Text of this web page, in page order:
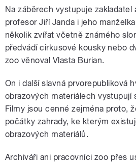
Na záběrech vystupuje zakladatel
profesor Jiří Janda i jeho
několik zvířat včetně známého
předvádí cirkusové kousky nebo
zoo věnoval Vlasta Burian.
On i další slavná prvorepubliková
obrazových materiálech vystupují
Filmy jsou cenné zejména proto,
počátky zahrady, ke kterým
obrazových materiálů.
Archiváři ani pracovníci zoo přes